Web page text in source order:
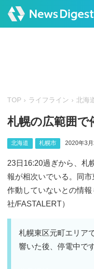
TOP ライフライン 北海
札幌の広範囲で
北海道 札幌市 2020年3
23日16:20過ぎから、札
報が相次いでいる。同
作動していないとの情
社/FASTALERT）
札幌東区元町エリア
響いた後、停電中で